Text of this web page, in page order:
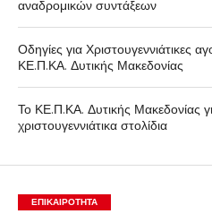
αναδρομικών συντάξεων
Οδηγίες για Χριστουγεννιάτικες
ΚΕ.Π.ΚΑ. Δυτικής Μακεδονίας
Το ΚΕ.Π.ΚΑ. Δυτικής Μακεδονίας
χριστουγεννιάτικα στολίδια
ΕΠΙΚΑΙΡΟΤΗΤΑ